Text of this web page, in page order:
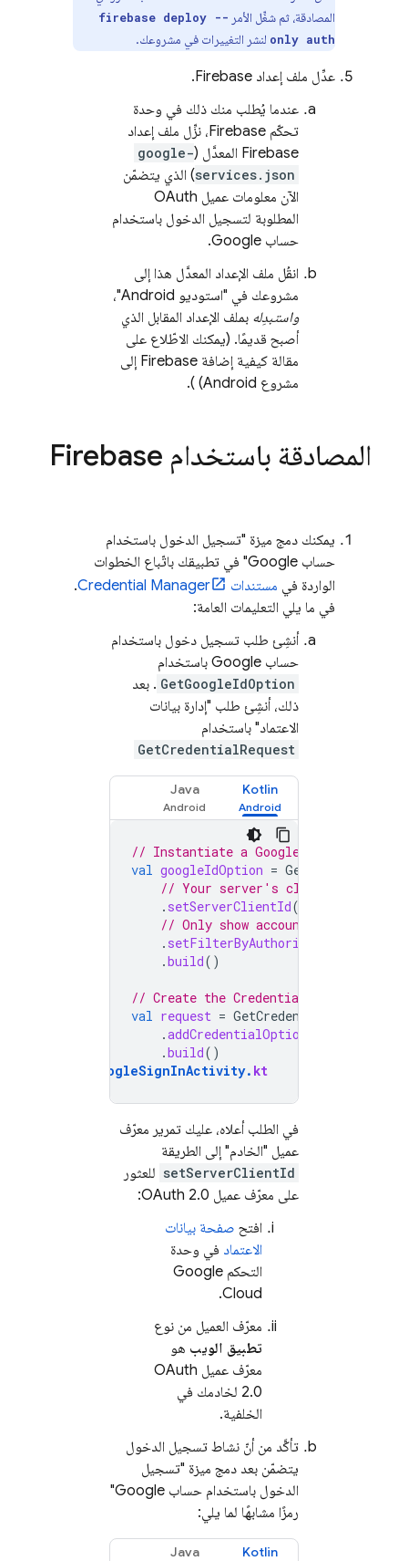
المصادقة، ثم شغِّل الأمر firebase deploy --
only auth لنشر التغييرات في مشروعك.
عدِّل ملف إعداد Firebase.
عندما يُطلب منك ذلك في وحدة
تحكّم Firebase، نزِّل ملف إعداد
Firebase المعدَّل (
google-
services.json) الذي يتضمّن
الآن معلومات عميل OAuth
المطلوبة لتسجيل الدخول باستخدام
حساب Google.
انقُل ملف الإعداد المعدَّل هذا إلى
مشروعك في "استوديو Android"،
واستبدِله بملف الإعداد المقابل الذي
أصبح قديمًا. (يمكنك الاطّلاع على
مقالة كيفية إضافة Firebase إلى
مشروع Android)
).
المصادقة باستخدام Firebase
يمكنك دمج ميزة "تسجيل الدخول باستخدام
حساب Google" في تطبيقك باتّباع الخطوات
الواردة في مستندات Credential Manager
.
في ما يلي التعليمات العامة:
أنشِئ طلب تسجيل دخول باستخدام
حساب Google باستخدام
GetGoogleIdOption . بعد
ذلك، أنشِئ طلب "إدارة بيانات
الاعتماد" باستخدام
GetCredentialRequest
Kotlin
Java
// Instantiate a Google sign-in
val googleIdOption =
// Your server's client ID, not
. setServerClientId(
// Only show accounts previously
. setFilterByAuthorizedAccounts
.build()
// Create the Credential Manager
val request = GetCredentialRequest
.addCredentialOption
.build()
GoogleSignInActivity. kt
في الطلب أعلاه، عليك تمرير معرّف
عميل "الخادم" إلى الطريقة
setServerClientId للعثور
على معرّف عميل OAuth 2.0:
افتح صفحة بيانات
الاعتماد في وحدة
التحكم Google
Cloud
.
معرّف العميل من نوع
تطبيق الويب هو
معرّف عميل OAuth
2.0 لخادمك في
الخلفية.
تأكَّد من أنّ نشاط تسجيل الدخول
يتضمّن بعد دمج ميزة "تسجيل
الدخول باستخدام حساب Google"
رمزًا مشابهًا لما يلي:
Kotlin
Java